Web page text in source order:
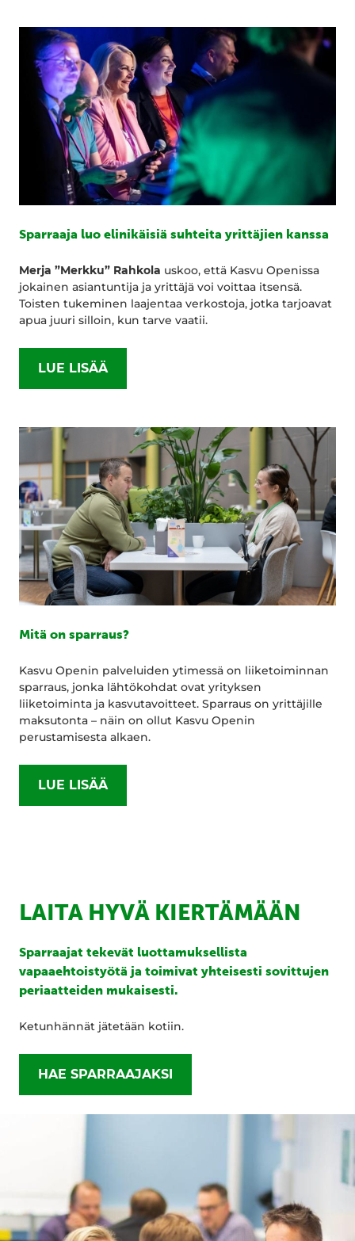
Sparraaja luo elinikäisiä suhteita yrittäjien kanssa
Merja ”Merkku” Rahkola uskoo, että Kasvu Openissa
jokainen asiantuntija ja yrittäjä voi voittaa itsensä.
Toisten tukeminen laajentaa verkostoja, jotka tarjoavat
apua juuri silloin, kun tarve vaatii.
LUE LISÄÄ
Mitä on sparraus?
Kasvu Openin palveluiden ytimessä on liiketoiminnan
sparraus, jonka lähtökohdat ovat yrityksen
liiketoiminta ja kasvutavoitteet. Sparraus on yrittäjille
maksutonta – näin on ollut Kasvu Openin
perustamisesta alkaen.
LUE LISÄÄ
LAITA HYVÄ KIERTÄMÄÄN
Sparraajat tekevät luottamuksellista
vapaaehtoistyötä ja toimivat yhteisesti sovittujen
periaatteiden mukaisesti.
Ketunhännät jätetään kotiin.
HAE SPARRAAJAKSI